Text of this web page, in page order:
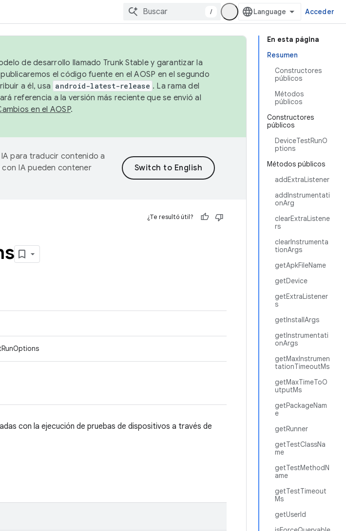
/ Acceder
En esta página
Resumen
Constructores
públicos
Métodos
públicos
Constructores
públicos
DeviceTestRunO
ptions
Métodos públicos
addExtraListener
addInstrumentati
onArg
clearExtraListene
rs
clearInstrumenta
tionArgs
getApkFileName
getDevice
getExtraListener
s
getInstallArgs
getInstrumentati
onArgs
getMaxInstrumen
tationTimeoutMs
getMaxTimeToO
utputMs
getPackageNam
e
getRunner
getTestClassNa
me
getTestMethodN
ame
getTestTimeout
Ms
getUserId
de desarrollo llamado Trunk Stable y garantizar la
el código fuente en el AOSP en el segundo
a él, usa android-latest-release . La rama del
referencia a la versión más reciente que se envió al
en el AOSP.
para traducir contenido a
IA pueden contener
¿Te resultó útil?
con la ejecución de pruebas de dispositivos a través de